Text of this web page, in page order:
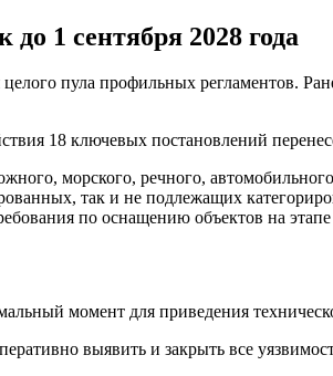
1 сентября 2028 года
пула профильных регламентов.
18 ключевых постановлений
морского, речного,
так и не подлежащих
по оснащению объектов на
момент для приведения
выявить и закрыть все